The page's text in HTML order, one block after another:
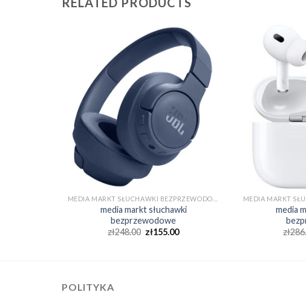
media markt słuchawki
bezprzewodowe
zł248.00 zł155.00
media
zł
POLITYKA